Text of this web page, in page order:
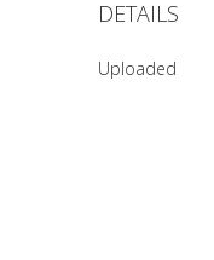
DETAILS
Uploaded